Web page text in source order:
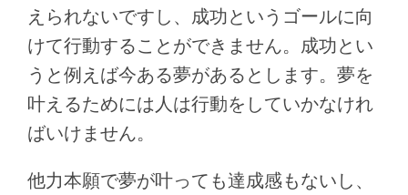
えられないですし、成功というゴールに向
けて行動することができません。成功とい
うと例えば今ある夢があるとします。夢を
叶えるためには人は行動をしていかなけれ
ばいけません。
他力本願で夢が叶っても達成感もないし、